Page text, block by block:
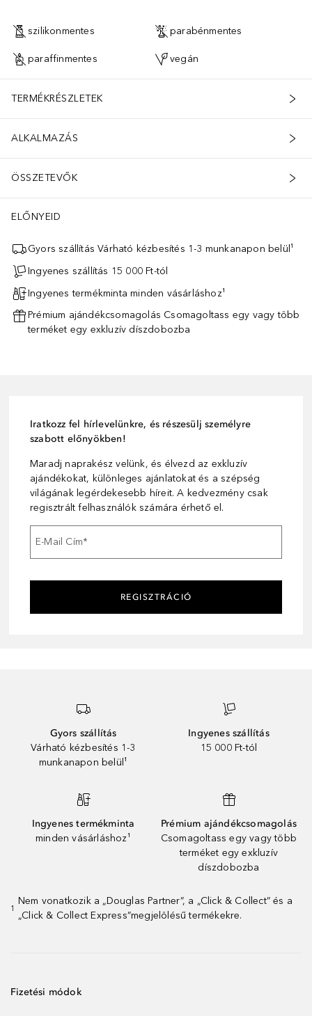
szilikonmentes parabénmentes
paraffinmentes vegán
TERMÉKRÉSZLETEK
ALKALMAZÁS
ÖSSZETEVŐK
ELŐNYEID
Gyors szállítás Várható kézbesítés 1-3 munkanapon belül¹
Ingyenes szállítás 15 000 Ft-tól
Ingyenes termékminta minden vásárláshoz¹
Prémium ajándékcsomagolás Csomagoltass egy vagy több
terméket egy exkluzív díszdobozba
Iratkozz fel hírlevelünkre, és részesülj személyre
szabott előnyökben!
Maradj naprakész velünk, és élvezd az exkluzív
ajándékokat, különleges ajánlatokat és a szépség
világának legérdekesebb híreit. A kedvezmény csak
regisztrált felhasználók számára érhető el.
E-Mail Cím*
REGISZTRÁCIÓ
Gyors szállítás
Várható kézbesítés 1-3
munkanapon belül¹
Ingyenes szállítás
15 000 Ft-tól
Ingyenes termékminta
minden vásárláshoz¹
Prémium ajándékcsomagolás
Csomagoltass egy vagy több
terméket egy exkluzív
díszdobozba
1
Nem vonatkozik a „Douglas Partner”, a „Click & Collect” és a
„Click & Collect Express”megjelölésű termékekre.
Fizetési módok